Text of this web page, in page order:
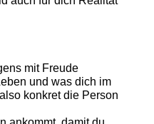
mit Freude
und was dich im
konkret die Person